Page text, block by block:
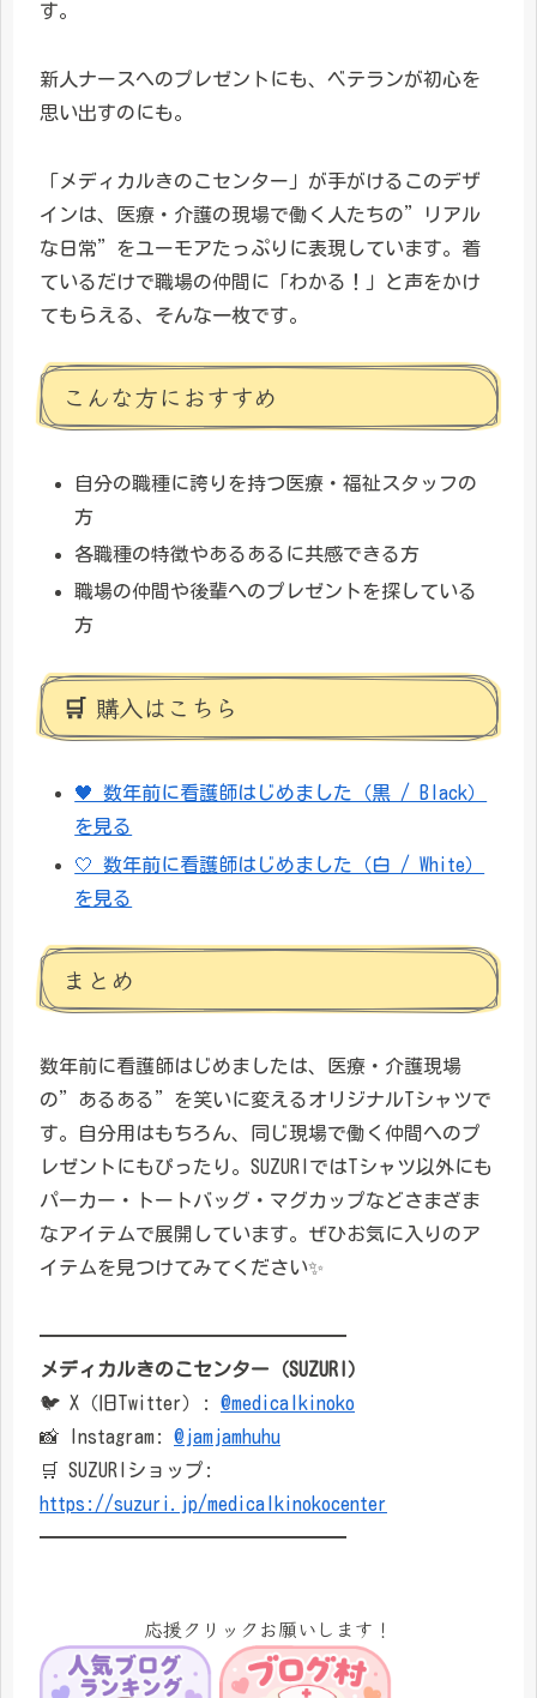
す。
新人ナースへのプレゼントにも、ベテランが初心を
思い出すのにも。
「メディカルきのこセンター」が手がけるこのデザ
インは、医療・介護の現場で働く人たちの”リアル
な日常”をユーモアたっぷりに表現しています。着
ているだけで職場の仲間に「わかる！」と声をかけ
てもらえる、そんな一枚です。
こんな方におすすめ
自分の職種に誇りを持つ医療・福祉スタッフの
方
各職種の特徴やあるあるに共感できる方
職場の仲間や後輩へのプレゼントを探している
方
🛒 購入はこちら
🖤 数年前に看護師はじめました（黒 / Black）
を見る
🤍 数年前に看護師はじめました（白 / White）
を見る
まとめ
数年前に看護師はじめましたは、医療・介護現場
の”あるある”を笑いに変えるオリジナルTシャツで
す。自分用はもちろん、同じ現場で働く仲間へのプ
レゼントにもぴったり。SUZURIではTシャツ以外にも
パーカー・トートバッグ・マグカップなどさまざま
なアイテムで展開しています。ぜひお気に入りのア
イテムを見つけてみてください✨
━━━━━━━━━━━━━━━━
メディカルきのこセンター（SUZURI）
🐦 X（旧Twitter）: @medicalkinoko
📸 Instagram: @jamjamhuhu
🛒 SUZURIショップ:
https://suzuri.jp/medicalkinokocenter
━━━━━━━━━━━━━━━━
応援クリックお願いします！